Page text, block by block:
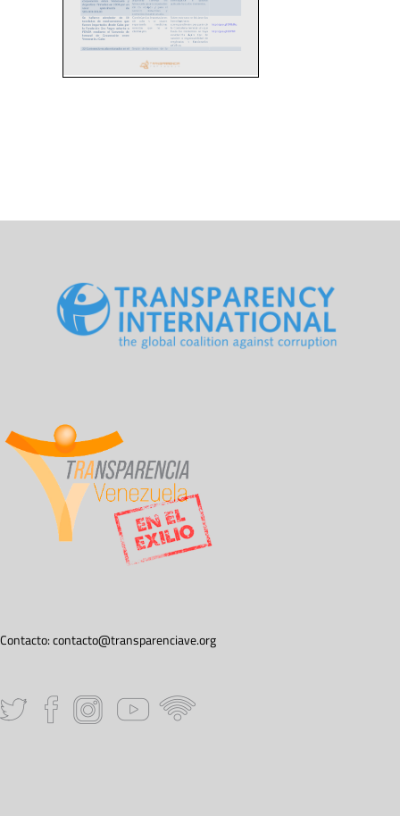
Contacto:contacto@transparenciave.org